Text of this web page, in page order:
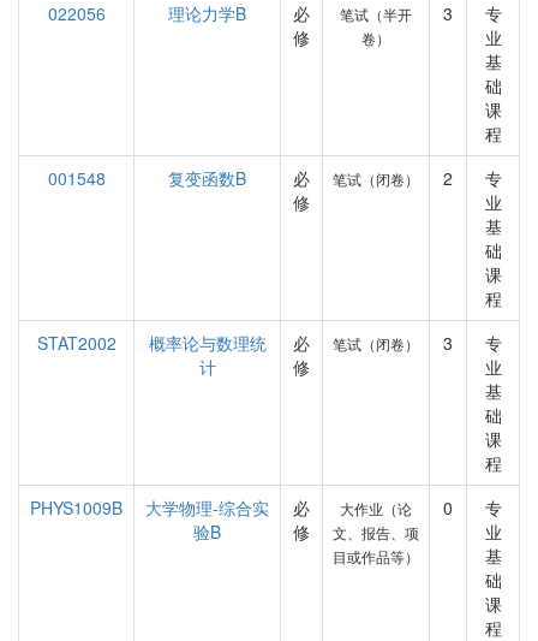
022056 理论力学B
必
修
笔试（半开
卷）
3
专
业
基
础
课
程
001548
复变函数B
必
修
笔试（闭卷） 2
专
业
基
础
课
程
STAT2002
概率论与数理统
计
必
修
笔试（闭卷） 3
专
业
基
础
课
程
PHYS1009B
大学物理-综合实
验B
必
修
大作业（论
文、报告、项
目或作品等）
0
专
业
基
础
课
程